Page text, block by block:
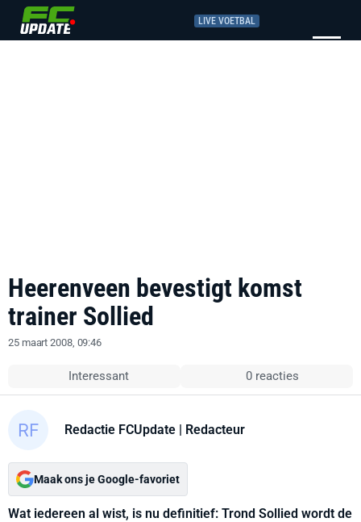
LIVE VOETBAL
Heerenveen bevestigt komst
trainer Sollied
25 maart 2008, 09:46
Interessant 0 reacties
Redactie FCUpdate | Redacteur
Maak ons je Google-favoriet
Wat iedereen al wist, is nu definitief: Trond Sollied wordt de